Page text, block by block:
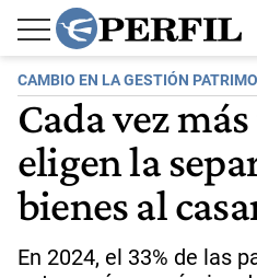
CAMBIO EN LA GESTIÓN
Cada vez
eligen la
bienes al
En 2024, el 33% de las